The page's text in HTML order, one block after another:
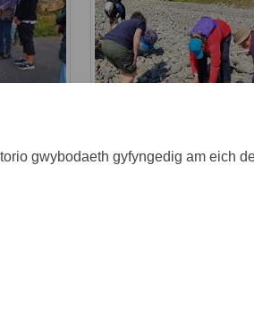
gwybodaeth gyfyngedig am eich